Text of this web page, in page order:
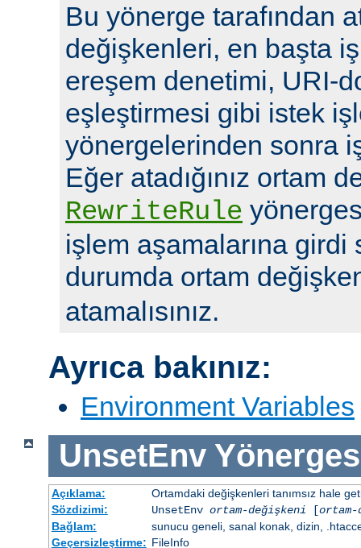
Bu yönerge tarafından
değişkenleri, en başta
ereşem denetimi, URI-
eşleştirmesi gibi istek
yönergelerinden sonra
Eğer atadığınız ortam
RewriteRule
işlem aşamalarına girdi
durumda ortam
atamalısınız.
Ayrıca bakınız:
Environment Variables
UnsetEnv
Açıklama:
Ortamdaki değişkenleri tanımsız hale
Sözdizimi:
UnsetEnv ortam-değişkeni [
Bağlam:
sunucu geneli, sanal konak, dizin,
Geçersizleştirme: FileInfo